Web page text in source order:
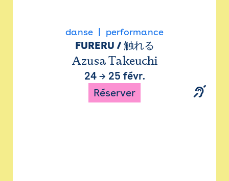
danse performance
FURERU / 触れる
Azusa Takeuchi
24→ 25 févr.
Réserver